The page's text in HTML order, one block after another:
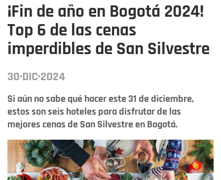
¡Fin de año en Bogotá 2024!
Top 6 de las cenas
imperdibles de San Silvestre
30·DIC·2024
Si aún no sabe qué hacer este 31 de diciembre,
estos son seis hoteles para disfrutar de las
mejores cenas de San Silvestre en Bogotá.